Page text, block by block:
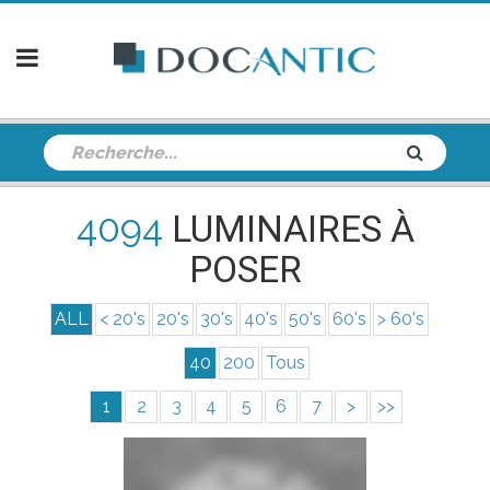
4094 LUMINAIRES À
POSER
ALL < 20's 20's 30's 40's 50's 60's > 60's
40 200 Tous
1 2 3 4 5 6 7 > >>